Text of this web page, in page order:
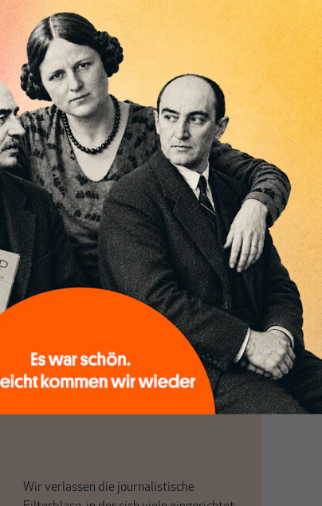
ein unerwünschtes Kind. Fast
eine insgesamt durchaus positive
mit dem Mindestlohn schwer getan.
Tarifpartnerschaft mit autonomen
konnte sich sehen lassen: Hohe
wenige Geringverdiener.
Seitdem ist die Tarifbindung von
und 47% im Osten gesunken, ohne das
der Folge bildete sich einer der größten
bis in den Bereich der Sittenwidrigkeit
von allein!
Wir verlassen die journalistische
Gerhard
deutscher
Duisburg-